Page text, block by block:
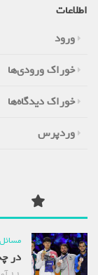
اطلاعات
ورود
خوراک ورودی‌ها
خوراک دیدگاه‌ها
وردپرس
مسائل
در